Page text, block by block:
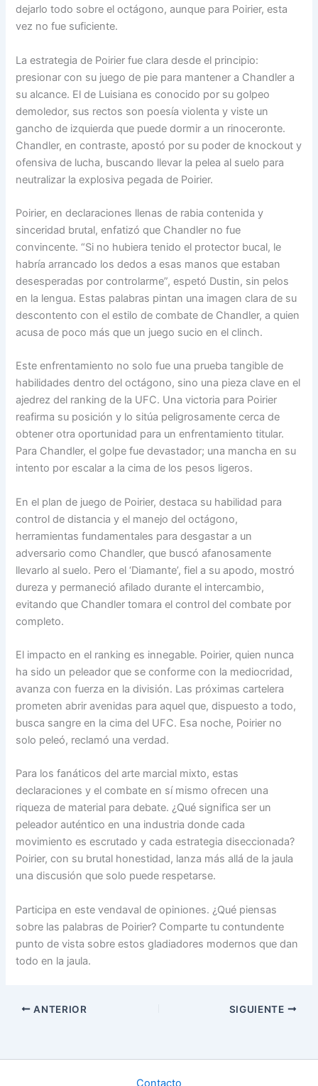
dejarlo todo sobre el octágono, aunque para Poirier, esta
vez no fue suficiente.
La estrategia de Poirier fue clara desde el principio:
presionar con su juego de pie para mantener a Chandler a
su alcance. El de Luisiana es conocido por su golpeo
demoledor, sus rectos son poesía violenta y viste un
gancho de izquierda que puede dormir a un rinoceronte.
Chandler, en contraste, apostó por su poder de knockout y
ofensiva de lucha, buscando llevar la pelea al suelo para
neutralizar la explosiva pegada de Poirier.
Poirier, en declaraciones llenas de rabia contenida y
sinceridad brutal, enfatizó que Chandler no fue
convincente. “Si no hubiera tenido el protector bucal, le
habría arrancado los dedos a esas manos que estaban
desesperadas por controlarme”, espetó Dustin, sin pelos
en la lengua. Estas palabras pintan una imagen clara de su
descontento con el estilo de combate de Chandler, a quien
acusa de poco más que un juego sucio en el clinch.
Este enfrentamiento no solo fue una prueba tangible de
habilidades dentro del octágono, sino una pieza clave en el
ajedrez del ranking de la UFC. Una victoria para Poirier
reafirma su posición y lo sitúa peligrosamente cerca de
obtener otra oportunidad para un enfrentamiento titular.
Para Chandler, el golpe fue devastador; una mancha en su
intento por escalar a la cima de los pesos ligeros.
En el plan de juego de Poirier, destaca su habilidad para
control de distancia y el manejo del octágono,
herramientas fundamentales para desgastar a un
adversario como Chandler, que buscó afanosamente
llevarlo al suelo. Pero el ‘Diamante’, fiel a su apodo, mostró
dureza y permaneció afilado durante el intercambio,
evitando que Chandler tomara el control del combate por
completo.
El impacto en el ranking es innegable. Poirier, quien nunca
ha sido un peleador que se conforme con la mediocridad,
avanza con fuerza en la división. Las próximas cartelera
prometen abrir avenidas para aquel que, dispuesto a todo,
busca sangre en la cima del UFC. Esa noche, Poirier no
solo peleó, reclamó una verdad.
Para los fanáticos del arte marcial mixto, estas
declaraciones y el combate en sí mismo ofrecen una
riqueza de material para debate. ¿Qué significa ser un
peleador auténtico en una industria donde cada
movimiento es escrutado y cada estrategia diseccionada?
Poirier, con su brutal honestidad, lanza más allá de la jaula
una discusión que solo puede respetarse.
Participa en este vendaval de opiniones. ¿Qué piensas
sobre las palabras de Poirier? Comparte tu contundente
punto de vista sobre estos gladiadores modernos que dan
todo en la jaula.
ANTERIOR SIGUIENTE
Contacto